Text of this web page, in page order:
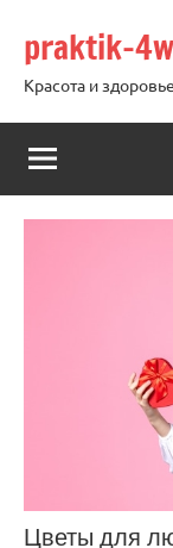
содержимому
praktik-
Красота и здоровье
Цветы для